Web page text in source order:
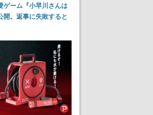
ゲーム『小早川さんは
開。返事に失敗すると